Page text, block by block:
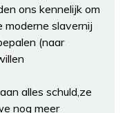
ons kennelijk om
moderne slavernij
(naar
alles schuld,ze
nog meer